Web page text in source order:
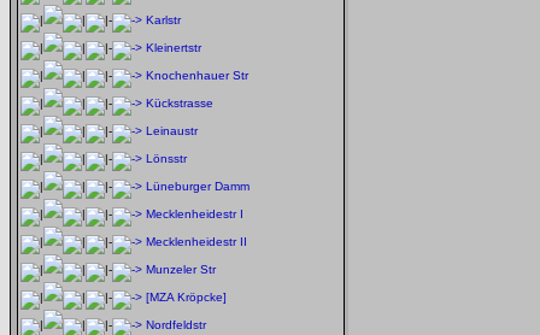
Karlstr
Kleinertstr
Knochenhauer Str
Kückstrasse
Leinaustr
Lönsstr
Lüneburger Damm
Mecklenheidestr I
Mecklenheidestr II
Munzeler Str
[MZA Kröpcke]
Nordfeldstr